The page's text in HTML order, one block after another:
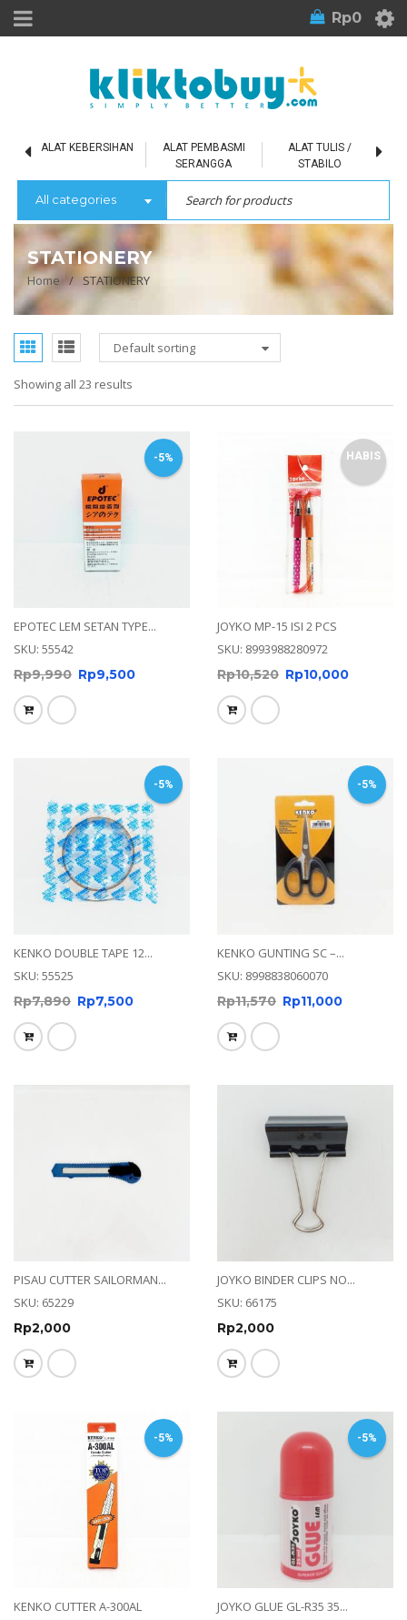
Rp0
ALAT KEBERSIHAN
ALAT PEMBASMI
SERANGGA
ALAT TULIS /
STABILO
All categories
STATIONERY
Home / STATIONERY
Default sorting
Showing all 23 results
-5%
EPOTEC LEM SETAN TYPE...
SKU: 55542
Rp9,990 Rp9,500
HABIS
JOYKO MP-15 ISI 2 PCS
SKU: 8993988280972
Rp10,520 Rp10,000
-5%
KENKO DOUBLE TAPE 12...
SKU: 55525
Rp7,890 Rp7,500
-5%
KENKO GUNTING SC –...
SKU: 8998838060070
Rp11,570 Rp11,000
PISAU CUTTER SAILORMAN...
SKU: 65229
Rp2,000
JOYKO BINDER CLIPS NO...
SKU: 66175
Rp2,000
-5%
KENKO CUTTER A-300AL
-5%
JOYKO GLUE GL-R35 35...